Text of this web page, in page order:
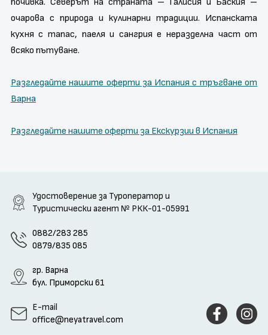
почивка. Северът на страната – Галисия и Баския –
очарова с природа и кулинарни традиции. Испанската
кухня с тапас, паеля и сангрия е неразделна част от
всяко пътуване.
Разгледайте нашите оферти за Испания с тръгване от
Варна
Разгледайте нашите оферти за Екскурзии в Испания
Удостоверение за Туроператор и
Туристически агент № РКК-01-05991
0882/283 285
0879/835 085
гр. Варна
бул. Приморски 61
E-mail
office@neyatravel.com